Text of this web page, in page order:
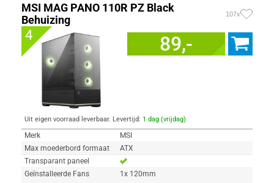
MSI MAG PANO 110R PZ Black
Behuizing
107x
4 89,-
Uit eigen voorraad leverbaar. Levertijd: 1 dag (vrijdag)
Merk
MSI
Max moederbord formaat
ATX
Transparant paneel
Geïnstalleerde Fans
1x 120mm